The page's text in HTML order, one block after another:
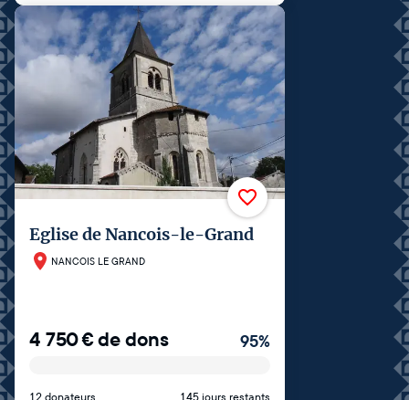
Eglise de Nancois-le-Grand
NANCOIS LE GRAND
4 750€de dons 95%
12 donateurs 145 jours restants